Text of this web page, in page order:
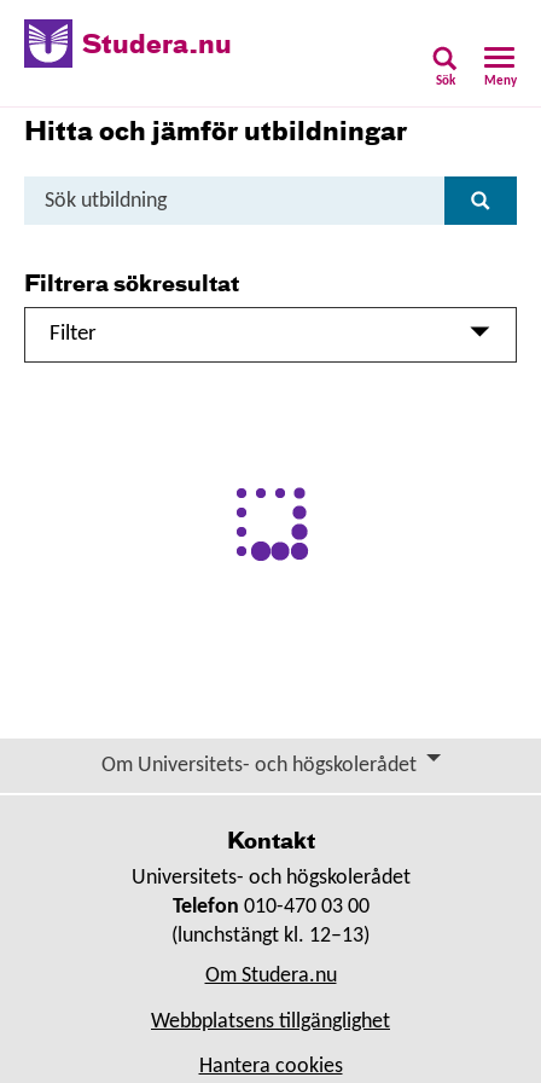
Studera.nu
Sök Meny
Hitta och jämför utbildningar
Sök
Sök
Filtrera sökresultat
Filter
Om Universitets- och högskolerådet
Kontakt
Universitets- och högskolerådet
Telefon 010-470 03 00
(lunchstängt kl. 12–13)
Om Studera.nu
Webbplatsens tillgänglighet
Hantera cookies